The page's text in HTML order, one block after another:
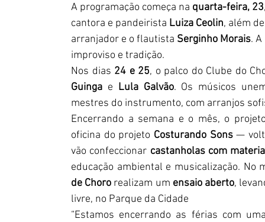
A programação começa na quarta-feira, 23
cantora e pandeirista Luiza Ceolin, além
arranjador e o flautista Serginho Morais.
improviso e tradição.
Nos dias 24 e 25
Guinga e Lula Galvão. Os músicos
mestres do instrumento, com arranjos
Encerrando a semana e o mês, o
oficina do projeto Costurando Sons —
vão confeccionar castanholas com
educação ambiental e musicalização.
de Choro realizam um ensaio aberto,
livre, no Parque da Cidade
“Estamos encerrando as férias com